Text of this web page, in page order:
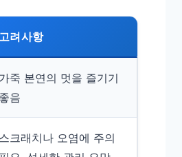
고려사항
가죽 본연의 멋을 즐기기
좋음
스크래치나 오염에 주의